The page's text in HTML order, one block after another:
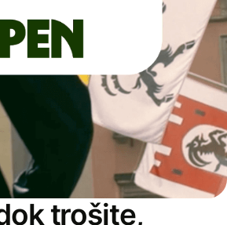
trošite,